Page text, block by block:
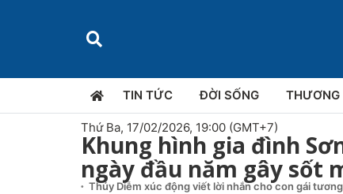
TIN TỨC ĐỜI SỐNG THƯƠNG
Thứ Ba, 17/02/2026, 19:00 (GMT+7)
Khung hình gia đình
ngày đầu năm gây sốt
Thúy Diễm xúc động viết lời nhắn cho con gái